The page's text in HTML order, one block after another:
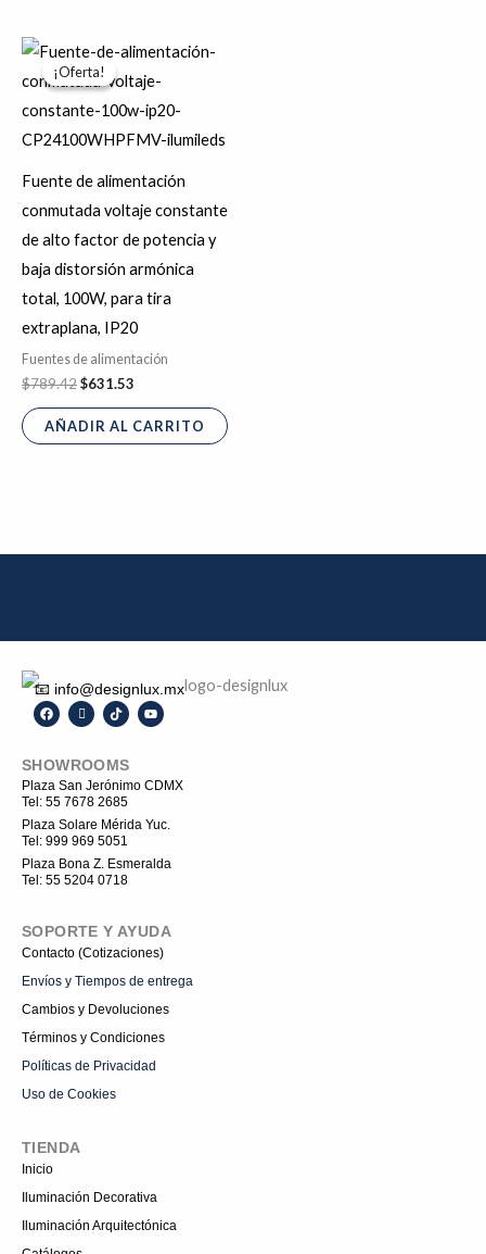
¡Oferta!
¡Oferta!
Fuente de alimentación
conmutada voltaje constante
de alto factor de potencia y
baja distorsión armónica
total, 100W, para tira
extraplana, IP20
Fuentes de alimentación
$789.42
precio
original
$789.42.
$631.53
El
precio
actual
$631.53.
AÑADIR AL CARRITO
📧 info@designlux.mx
F
a
b
o
o
k
I
c
-
i
n
s
t
a
g
r
a
m
T
i
o
k
Y
o
b
e
SHOWROOMS
Plaza San Jerónimo CDMX
Tel: 55 7678 2685
Plaza Solare Mérida Yuc.
Tel: 999 969 5051
Plaza Bona Z. Esmeralda
Tel: 55 5204 0718
SOPORTE Y AYUDA
Contacto (Cotizaciones)
Envíos y Tiempos de entrega
Cambios y Devoluciones
Términos y Condiciones
Políticas de Privacidad
Uso de Cookies
TIENDA
Inicio
Iluminación Decorativa
Iluminación Arquitectónica